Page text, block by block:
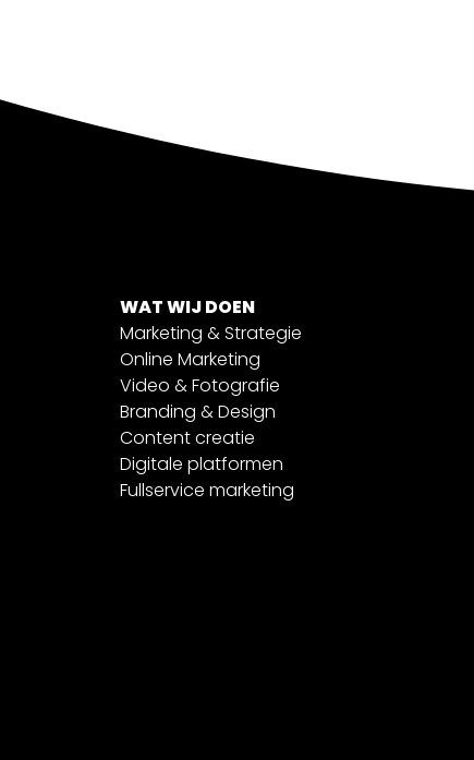
WAT WIJ DOEN
Marketing & Strategie
Online Marketing
Video & Fotografie
Branding & Design
Content creatie
Digitale platformen
Fullservice marketing